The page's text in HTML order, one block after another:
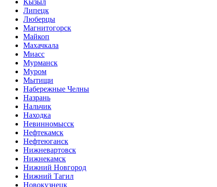
Липецк
Люберцы
Магнитогорск
Майкоп
Махачкала
Миасс
Мурманск
Муром
Мытищи
Набережные Челны
Назрань
Нальчик
Находка
Невинномысск
Нефтекамск
Нефтеюганск
Нижневартовск
Нижнекамск
Нижний Новгород
Нижний Тагил
Новокузнецк